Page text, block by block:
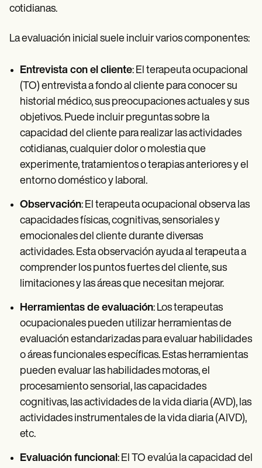
cotidianas.
La evaluación inicial suele incluir varios componentes:
Entrevista con el cliente: El terapeuta ocupacional
(TO) entrevista a fondo al cliente para conocer su
historial médico, sus preocupaciones actuales y sus
objetivos. Puede incluir preguntas sobre la
capacidad del cliente para realizar las actividades
cotidianas, cualquier dolor o molestia que
experimente, tratamientos o terapias anteriores y el
entorno doméstico y laboral.
Observación: El terapeuta ocupacional observa las
capacidades físicas, cognitivas, sensoriales y
emocionales del cliente durante diversas
actividades. Esta observación ayuda al terapeuta a
comprender los puntos fuertes del cliente, sus
limitaciones y las áreas que necesitan mejorar.
Herramientas de evaluación: Los terapeutas
ocupacionales pueden utilizar herramientas de
evaluación estandarizadas para evaluar habilidades
o áreas funcionales específicas. Estas herramientas
pueden evaluar las habilidades motoras, el
procesamiento sensorial, las capacidades
cognitivas, las actividades de la vida diaria (AVD), las
actividades instrumentales de la vida diaria (AIVD),
etc.
Evaluación funcional: El TO evalúa la capacidad del